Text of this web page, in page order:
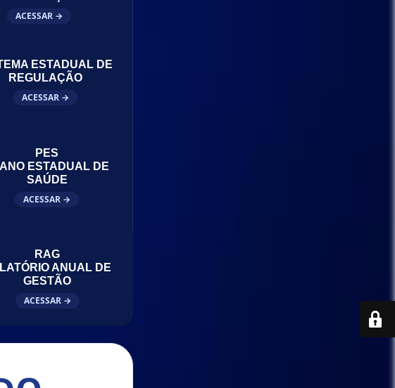
ACESSAR →
ESTADUAL DE
REGULAÇÃO
ACESSAR →
PES
ESTADUAL DE
SAÚDE
ACESSAR →
RAG
ANUAL DE
GESTÃO
ACESSAR →